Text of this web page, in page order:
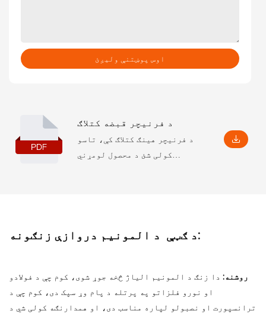
اوس پوښتنې ولیږئ
د فرنیچر قبضه کتلاګ
د فرنیچر هینګ کتلاګ کې، تاسو
کولی شئ د محصول لومړني
سره د دې په ژوره پوهیدو کې
د ګټې د المونیم دروازې زنګونه:
روشنه: دا زنګ د المونیم الیاژ څخه جوړ شوی، کوم چې د فولادو
او نورو فلزاتو په پرتله د پام وړ سپک دی، کوم چې د
ترانسپورت او نصبولو لپاره مناسب دی، او همدارنګه کولی شي د